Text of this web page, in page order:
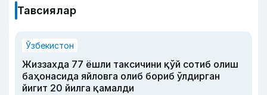
Тавсиялар
Ўзбекистон
Жиззахда 77 ёшли таксичини қўй сотиб олиш
баҳонасида яйловга олиб бориб ўлдирган
йигит 20 йилга қамалди